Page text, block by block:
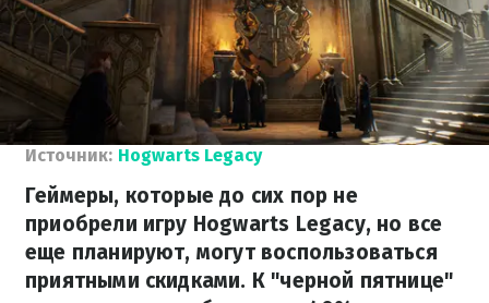
Источник: Hogwarts Legacy
Геймеры, которые до сих пор не
приобрели игру Hogwarts Legacy, но все
еще планируют, могут воспользоваться
приятными скидками. К "черной пятнице"